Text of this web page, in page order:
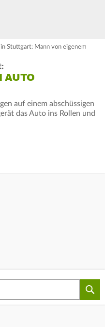
Stuttgart: Mann von eigenem
AUTO
auf einem abschüssigen
das Auto ins Rollen und